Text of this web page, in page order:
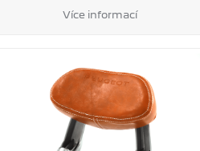
Více informací